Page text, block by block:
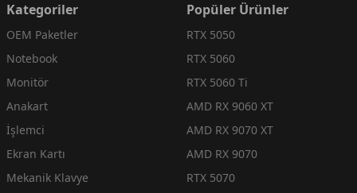
Kategoriler
OEM Paketler
Notebook
Monitör
Anakart
İşlemci
Ekran Kartı
Mekanik Klavye
Popüler Ürünler
RTX 5050
RTX 5060
RTX 5060 Ti
AMD RX 9060 XT
AMD RX 9070 XT
AMD RX 9070
RTX 5070